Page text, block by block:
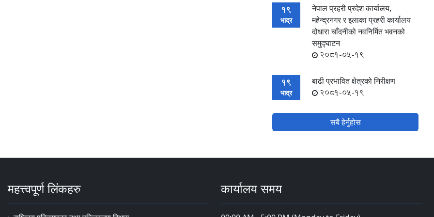
19
भाद्र
नेपाल प्रहरी प्रदेश कार्यालय,
महेन्द्रनगर र इलाका प्रहरी कार्यालय
दोधारा चाँदनीको नवनिर्मित भवनको
समुद्घाटन
2081-05-19
19
भाद्र
बाढी प्रभावित क्षेत्रको निरीक्षण
2081-05-19
सबै हेर्नुहोस
महत्त्वपूर्ण लिंकहरु कार्यालय समय